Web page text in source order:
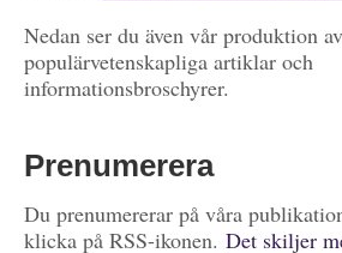
Nedan ser du även vår produktion av
populärvetenskapliga artiklar och
informationsbroschyrer.
Prenumerera
Du prenumererar på våra
klicka på RSS-ikonen. Det skiljer